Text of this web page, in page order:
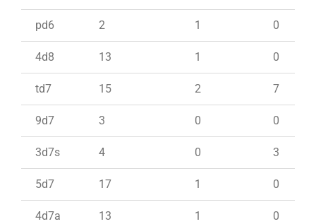
pd6 2 1 0
4d8 13 1 0
td7 15 2 7
9d7 3 0 0
3d7s 4 0 3
5d7 17 1 0
4d7a 13 1 0